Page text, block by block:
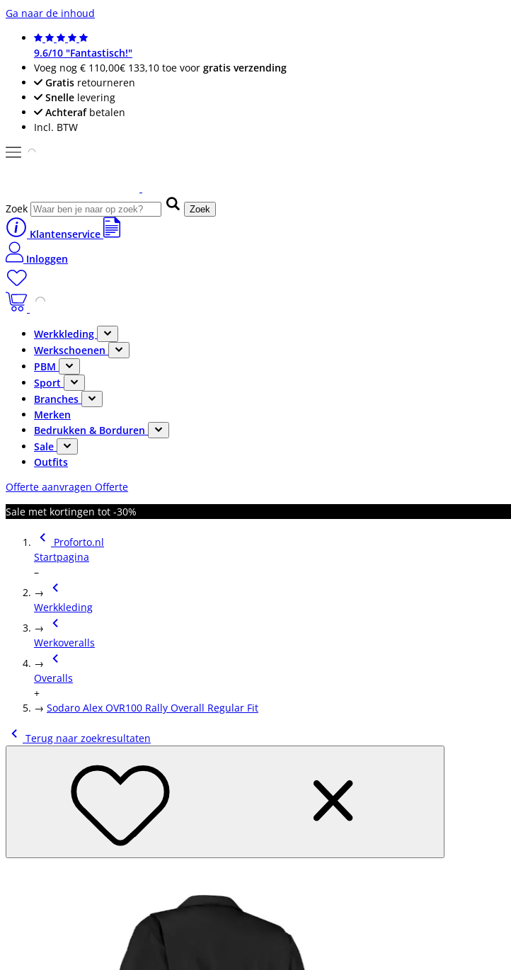
Ga naar de inhoud
9.6/10 "Fantastisch!"
Voeg nog € 110,00€ 133,10 toe voor gratis verzending
Gratis retourneren
Snelle levering
Achterafbetalen
Incl. BTW
Zoek Zoek
Klantenservice
Inloggen
Werkkleding
Werkschoenen
PBM
Sport
Branches
Merken
Bedrukken & Borduren
Sale
Outfits
Offerte aanvragen Offerte
Sale met kortingen tot -30%
Proforto.nl
Startpagina
–
→
Werkkleding
→
Werkoveralls
→
Overalls
+
→ Sodaro Alex OVR100 Rally Overall Regular Fit
Terug naar zoekresultaten